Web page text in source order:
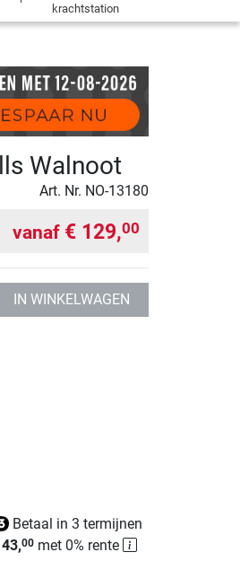
krachtstation
Walnoot
Art. Nr. NO-13180
vanaf € 129,00
IN WINKELWAGEN
Betaal in 3 termijnen
00met 0% rente